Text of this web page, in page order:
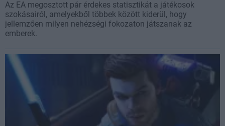
Az EA megosztott pár érdekes statisztikát a játékosok
szokásairól, amelyekből többek között kiderül, hogy
jellemzően milyen nehézségi fokozaton játszanak az
emberek.